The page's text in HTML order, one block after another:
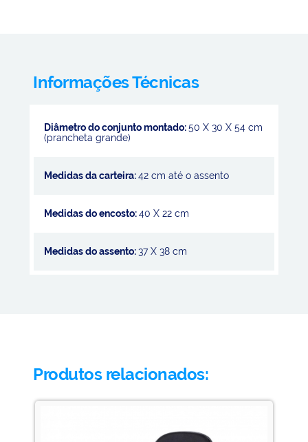
Informações Técnicas
Diâmetro do conjunto montado:50 X 30 X 54 cm
(prancheta grande)
Medidas da carteira:42 cm até o assento
Medidas do encosto:40 X 22 cm
Medidas do assento:37 X 38 cm
Produtos relacionados: